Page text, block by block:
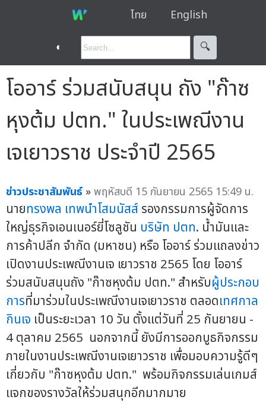
ไทย English
◐ 🔍︎
โออาร์ ร่วมสนับสนุน ถัง "ก๊าซ
หุงต้ม ปตท." ในประเพณีงาน
เจเยาวราช ประจำปี 2565
ข่าวประชาสัมพันธ์ »พฤหัสบดี 15 กันยายน 2565 15:49 น.
นายทรงพล เทพนำโสมนัสส์ รองกรรมการผู้จัดการ
ใหญ่ธุรกิจเอนเนอร์ยี่โซลูชัน บริษัท ปตท. น้ำมันและ
การค้าปลีก จำกัด (มหาชน) หรือ โออาร์ ร่วมแถลงข่าว
เปิดงานประเพณีงานเจ เยาวราช 2565 โดย โออาร์
ร่วมสนับสนุนถัง "ก๊าซหุงต้ม ปตท." สำหรับผู้ประกอบ
การที่มาร่วมในประเพณีงานเจเยาวราช ตลอดเทศกาล
กินเจ เป็นระยะเวลา 10 วัน ตั้งแต่วันที่ 25 กันยายน -
4 ตุลาคม 2565 นอกจากนี้ ยังมีการออกบูธกิจกรรม
ภายในงานประเพณีงานเจเยาวราช เพื่อมอบความรู้ดีๆ
เกี่ยวกับ "ก๊าซหุงต้ม ปตท." พร้อมกิจกรรมเล่นเกมส์
แจกของรางวัลให้ร่วมสนุกอีกมากมาย